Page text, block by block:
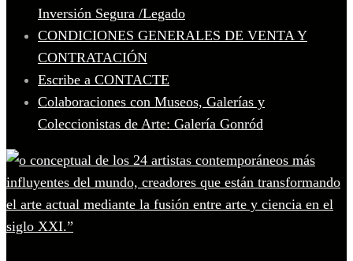
Inversión Segura /Legado
CONDICIONES GENERALES DE VENTA Y
CONTRATACIÓN
Escribe a CONTACTE
Colaboraciones con Museos, Galerías y
Coleccionistas de Arte: Galería Gonród